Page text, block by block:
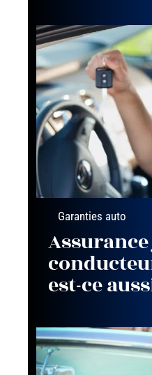
Garanties auto
est-ce